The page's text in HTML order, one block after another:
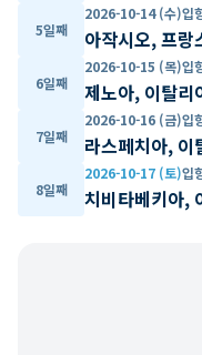
5일째
2026-10-14 (수)입
아작시오, 프랑
6일째
2026-10-15 (목)입
제노아, 이탈리
7일째
2026-10-16 (금)입
라스페치아, 이
8일째
2026-10-17 (토)입
치비타베키아,